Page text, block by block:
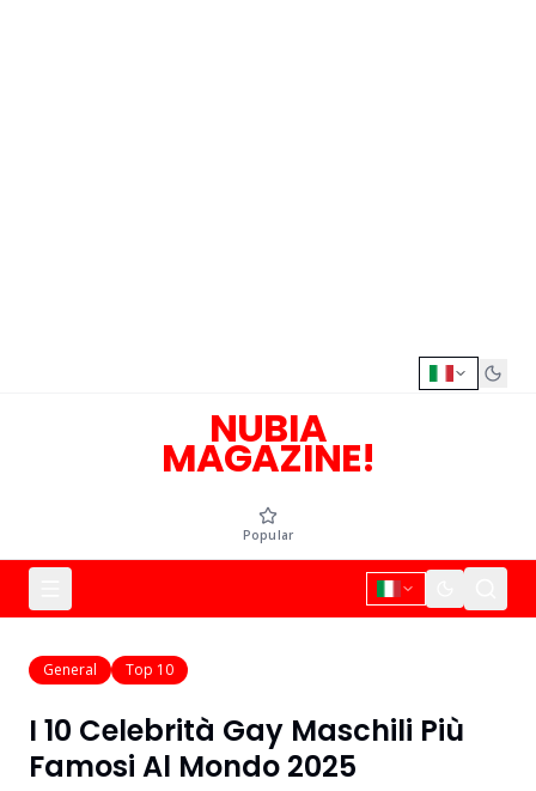
NUBIA
MAGAZINE!
Popular
General Top 10
I 10 Celebrità Gay Maschili Più
Famosi Al Mondo 2025